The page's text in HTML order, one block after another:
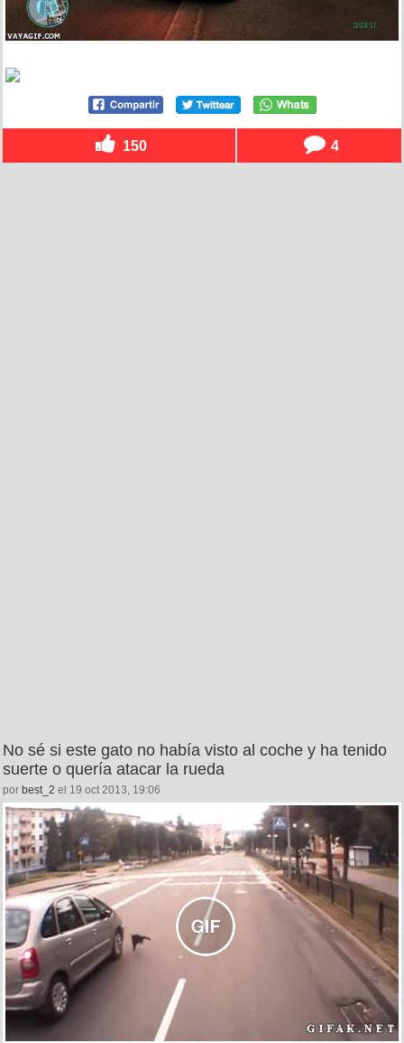
150 4
No sé si este gato no había visto al coche y ha tenido
suerte o quería atacar la rueda
por best_2 el 19 oct 2013, 19:06